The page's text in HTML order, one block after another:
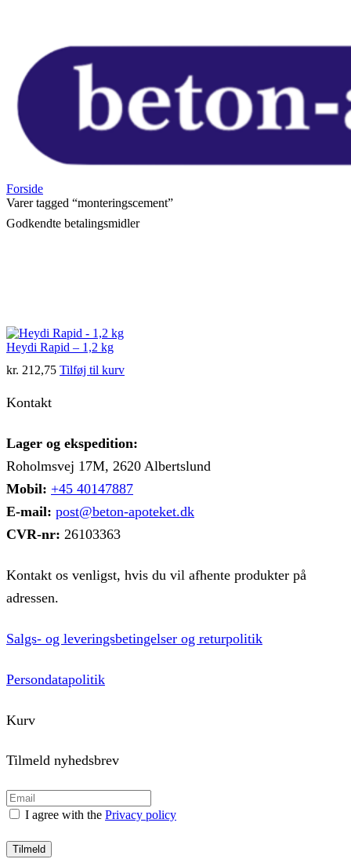
Forside
Varer tagged “monteringscement”
Godkendte betalingsmidler
Heydi Rapid – 1,2 kg
kr. 212,75 Tilføj til kurv
Kontakt
Lager og ekspedition:
Roholmsvej 17M, 2620 Albertslund
Mobil: +45 40147887
E-mail: post@beton-apoteket.dk
CVR-nr: 26103363
Kontakt os venligst, hvis du vil afhente produkter på
adressen.
Salgs- og leveringsbetingelser og returpolitik
Persondatapolitik
Kurv
Tilmeld nyhedsbrev
I agree with the Privacy policy
Tilmeld